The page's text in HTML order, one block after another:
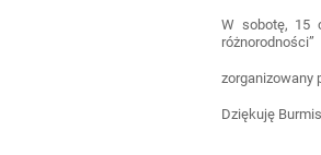
W sobotę, 15
różnorodności”
zorganizowany
Dziękuję